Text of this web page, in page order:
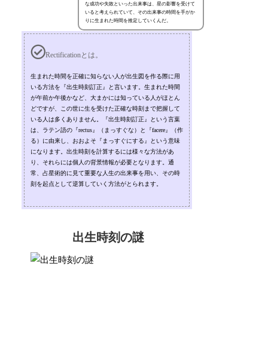
な成功や失敗といった出来事は、星の影響を受けて
いると考えられていて、その出来事の時間を手がか
りに生まれた時間を推定していくんだ。
Rectificationとは。
生まれた時間を正確に知らない人が出生図を作る際に用
いる方法を『出生時刻訂正』と言います。生まれた時間
が午前か午後かなど、大まかには知っている人がほとん
どですが、この世に生を受けた正確な時刻まで把握して
いる人は多くありません。『出生時刻訂正』という言葉
は、ラテン語の『rectus』（まっすぐな）と『facere』（作
る）に由来し、おおよそ『まっすぐにする』という意味
になります。出生時刻を計算するには様々な方法があ
り、それらには個人の背景情報が必要となります。通
常、占星術的に見て重要な人生の出来事を用い、その時
刻を起点として逆算していく方法がとられます。
出生時刻の謎